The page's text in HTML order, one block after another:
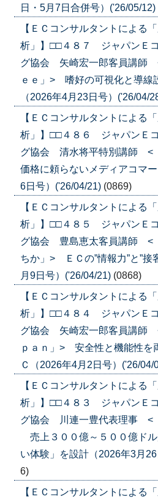
日・5月7日合併号）('26/05/12)
【ＥＣコンサルタントによる
析」】□□４８７ ジャパンＥ
グ協会 矢崎宏一郎客員講師
ｅｅ」> 嗜好の可視化と導線
（2026年4月23日号）('26/04/
【ＥＣコンサルタントによる
析」】□□４８６ ジャパンＥ
グ協会 清水将平特別講師 <
価格に頼らないメディアコマ
6日号）('26/04/21) (0869)
【ＥＣコンサルタントによる
析」】□□４８５ ジャパンＥ
グ協会 豊島恵太客員講師 <
ちか」> ＥＣの”情報力”と”接
月9日号）('26/04/21) (0868)
【ＥＣコンサルタントによる
析」】□□４８４ ジャパンＥ
グ協会 矢崎宏一郎客員講師
ｐａｎ」> 安全性と機能性を
Ｃ（2026年4月2日号）('26/04/
【ＥＣコンサルタントによる
析」】□□４８３ ジャパンＥ
グ協会 川連一豊代表理事 <
売上３００億～５００億ド
い体験」を設計（2026年3月
6)
【ＥＣコンサルタントによる